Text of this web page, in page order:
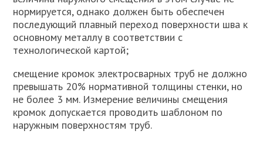
нормируется, однако должен быть обеспечен
последующий плавный переход поверхности шва к
основному металлу в соответствии с
технологической картой;
смещение кромок электросварных труб не должно
превышать 20% нормативной толщины стенки, но
не более 3 мм. Измерение величины смещения
кромок допускается проводить шаблоном по
наружным поверхностям труб.